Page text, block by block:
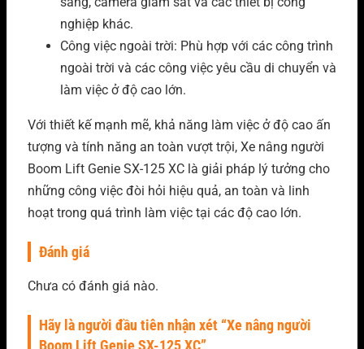
nghiệp khác.
Công việc ngoài trời: Phù hợp với các công trình
ngoài trời và các công việc yêu cầu di chuyển và
làm việc ở độ cao lớn.
Với thiết kế mạnh mẽ, khả năng làm việc ở độ cao ấn
tượng và tính năng an toàn vượt trội, Xe nâng người
Boom Lift Genie SX-125 XC là giải pháp lý tưởng cho
những công việc đòi hỏi hiệu quả, an toàn và linh
hoạt trong quá trình làm việc tại các độ cao lớn.
Đánh giá
Chưa có đánh giá nào.
Hãy là người đầu tiên nhận xét “Xe nâng người
Boom Lift Genie SX-125 XC”